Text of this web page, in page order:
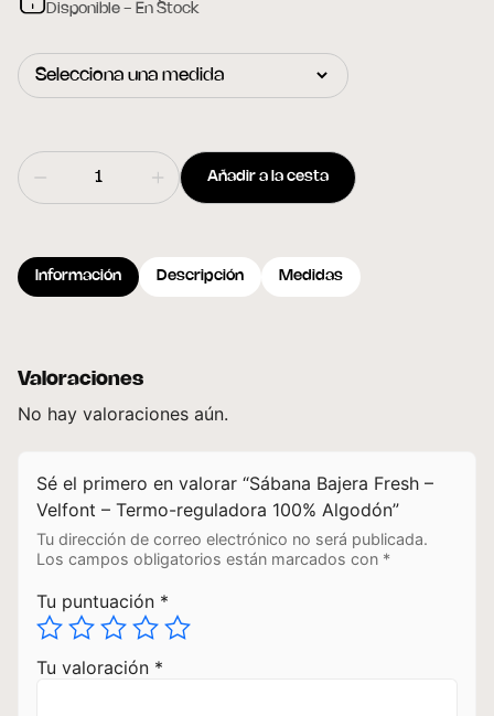
Disponible - En Stock
Añadir a la cesta
Información Descripción Medidas
Valoraciones
No hay valoraciones aún.
Sé el primero en valorar “Sábana Bajera Fresh –
Velfont – Termo-reguladora 100% Algodón”
Tu dirección de correo electrónico no será publicada.
Los campos obligatorios están marcados con *
Tu puntuación *
Tu valoración *